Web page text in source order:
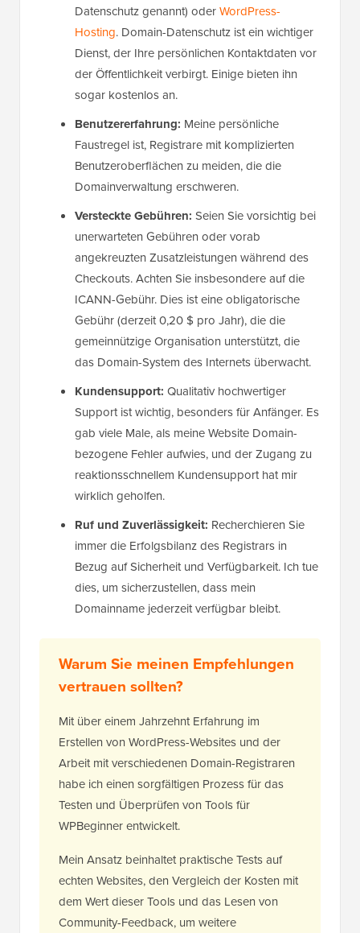
Datenschutz genannt) oderWordPress-
Hosting. Domain-Datenschutz ist ein wichtiger
Dienst, der Ihre persönlichen Kontaktdaten vor
der Öffentlichkeit verbirgt. Einige bieten ihn
sogar kostenlos an.
Benutzererfahrung: Meine persönliche
Faustregel ist, Registrare mit komplizierten
Benutzeroberflächen zu meiden, die die
Domainverwaltung erschweren.
Versteckte Gebühren: Seien Sie vorsichtig bei
unerwarteten Gebühren oder vorab
angekreuzten Zusatzleistungen während des
Checkouts. Achten Sie insbesondere auf die
ICANN-Gebühr. Dies ist eine obligatorische
Gebühr (derzeit 0,20 $ pro Jahr), die die
gemeinnützige Organisation unterstützt, die
das Domain-System des Internets überwacht.
Kundensupport: Qualitativ hochwertiger
Support ist wichtig, besonders für Anfänger. Es
gab viele Male, als meine Website Domain-
bezogene Fehler aufwies, und der Zugang zu
reaktionsschnellem Kundensupport hat mir
wirklich geholfen.
Ruf und Zuverlässigkeit: Recherchieren Sie
immer die Erfolgsbilanz des Registrars in
Bezug auf Sicherheit und Verfügbarkeit. Ich tue
dies, um sicherzustellen, dass mein
Domainname jederzeit verfügbar bleibt.
Warum Sie meinen Empfehlungen
vertrauen sollten?
Mit über einem Jahrzehnt Erfahrung im
Erstellen von WordPress-Websites und der
Arbeit mit verschiedenen Domain-Registraren
habe ich einen sorgfältigen Prozess für das
Testen und Überprüfen von Tools für
WPBeginner entwickelt.
Mein Ansatz beinhaltet praktische Tests auf
echten Websites, den Vergleich der Kosten mit
dem Wert dieser Tools und das Lesen von
Community-Feedback, um weitere